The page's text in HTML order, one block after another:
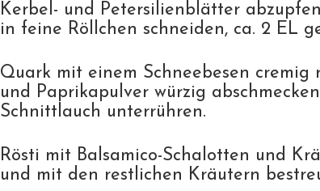
Kerbel- und Petersilienblätter
in feine Röllchen schneiden, ca. 2 EL
Quark mit einem Schneebesen cremig
und Paprikapulver würzig
Schnittlauch unterrühren.
Rösti mit Balsamico-Schalotten und
und mit den restlichen Kräutern